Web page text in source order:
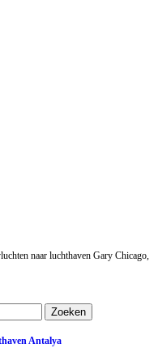
naar luchthaven Gary Chicago,
Antalya